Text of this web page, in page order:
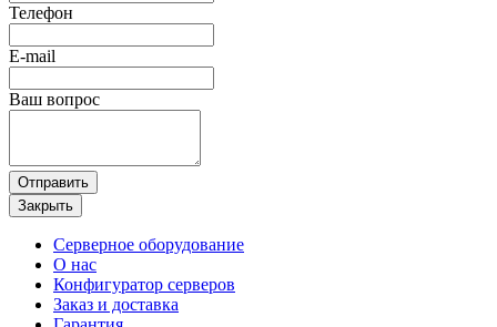
Телефон
E-mail
Ваш вопрос
Отправить
Закрыть
Серверное оборудование
О нас
Конфигуратор серверов
Заказ и доставка